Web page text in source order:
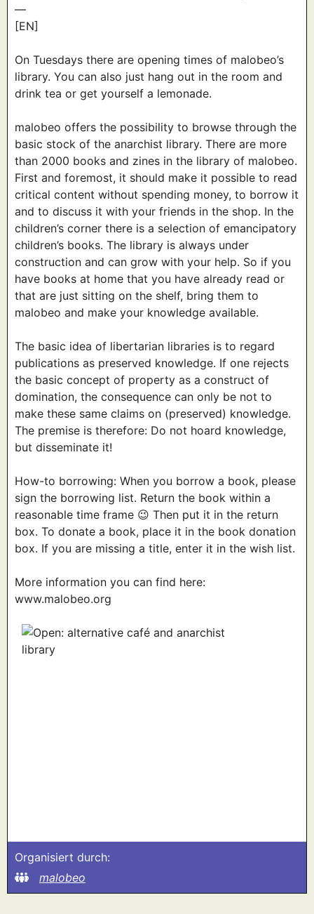
—
[EN]
On Tuesdays there are opening times of malobeo’s
library. You can also just hang out in the room and
drink tea or get yourself a lemonade.
malobeo offers the possibility to browse through the
basic stock of the anarchist library. There are more
than 2000 books and zines in the library of malobeo.
First and foremost, it should make it possible to read
critical content without spending money, to borrow it
and to discuss it with your friends in the shop. In the
children’s corner there is a selection of emancipatory
children’s books. The library is always under
construction and can grow with your help. So if you
have books at home that you have already read or
that are just sitting on the shelf, bring them to
malobeo and make your knowledge available.
The basic idea of libertarian libraries is to regard
publications as preserved knowledge. If one rejects
the basic concept of property as a construct of
domination, the consequence can only be not to
make these same claims on (preserved) knowledge.
The premise is therefore: Do not hoard knowledge,
but disseminate it!
How-to borrowing: When you borrow a book, please
sign the borrowing list. Return the book within a
reasonable time frame 😉 Then put it in the return
box. To donate a book, place it in the book donation
box. If you are missing a title, enter it in the wish list.
More information you can find here:
www.malobeo.org
Organisiert durch:
malobeo